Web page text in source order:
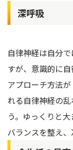
深呼吸
自律神経は自分
すが、意識的に
アプローチ方法
れる自律神経の乱
う。ゆっくりと
バランスを整え、